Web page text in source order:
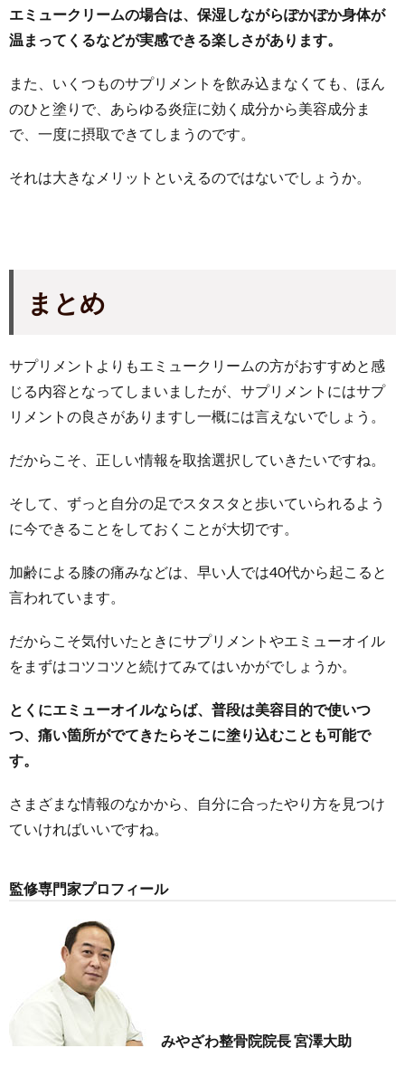
エミュークリームの場合は、保湿しながらぽかぽか身体が
温まってくるなどが実感できる楽しさがあります。
また、いくつものサプリメントを飲み込まなくても、ほん
のひと塗りで、あらゆる炎症に効く成分から美容成分ま
で、一度に摂取できてしまうのです。
それは大きなメリットといえるのではないでしょうか。
まとめ
サプリメントよりもエミュークリームの方がおすすめと感
じる内容となってしまいましたが、サプリメントにはサプ
リメントの良さがありますし一概には言えないでしょう。
だからこそ、正しい情報を取捨選択していきたいですね。
そして、ずっと自分の足でスタスタと歩いていられるよう
に今できることをしておくことが大切です。
加齢による膝の痛みなどは、早い人では40代から起こると
言われています。
だからこそ気付いたときにサプリメントやエミューオイル
をまずはコツコツと続けてみてはいかがでしょうか。
とくにエミューオイルならば、普段は美容目的で使いつ
つ、痛い箇所がでてきたらそこに塗り込むことも可能で
す。
さまざまな情報のなかから、自分に合ったやり方を見つけ
ていければいいですね。
監修専門家プロフィール
みやざわ整骨院院長 宮澤大助